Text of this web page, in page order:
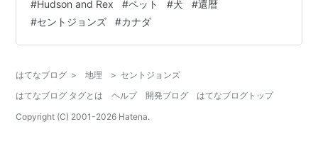
ルな街で有名だ。デザイン的にも美しく統一感がある。
東京の街並みとは雲泥の差だ。日本って、周囲は関係な
く建てるからごちゃごちゃしてて、バラバラで全然きれ
#Hudson and Rex #ペット #犬 #還暦
#セントジョンズ #カナダ
はてなブログ > 地理 > セントジョンズ
はてなブログ タグとは
ヘルプ 開発ブログ
はてなブログトップ
Copyright (C) 2001-2026 Hatena.